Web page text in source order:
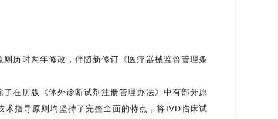
历时两年修改，伴随新修订《医疗器械监督管理条
在历版《体外诊断试剂注册管理办法》中有部分原
指导原则均坚持了完整全面的特点，将IVD临床试